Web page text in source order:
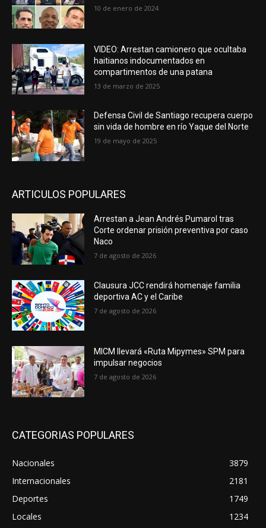
10 de enero de 2024
VIDEO: Arrestan camionero que ocultaba
haitianos indocumentados en
compartimentos de una patana
13 de marzo de 2025
Defensa Civil de Santiago recupera cuerpo
sin vida de hombre en río Yaque del Norte
19 de mayo de 2025
ARTICULOS POPULARES
Arrestan a Jean Andrés Pumarol tras
Corte ordenar prisión preventiva por caso
Naco
7 de agosto de 2026
Clausura JCC rendirá homenaje familia
deportiva AC y el Caribe
7 de agosto de 2026
MICM llevará «Ruta Mipymes» SPM para
impulsar negocios
7 de agosto de 2026
CATEGORIAS POPULARES
Nacionales
3879
Internacionales
2181
Deportes
1749
Locales
1234